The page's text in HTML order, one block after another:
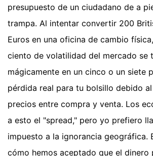
presupuesto de un ciudadano de a
trampa. Al intentar convertir 200
Euros en una oficina de cambio
ciento de volatilidad del mercado se
mágicamente en un cinco o un siete
pérdida real para tu bolsillo debido
precios entre compra y venta. Los
a esto el "spread," pero yo prefiero
impuesto a la ignorancia geográfica.
cómo hemos aceptado que el dinero